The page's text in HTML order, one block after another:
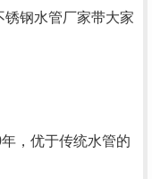
钢水管厂家带大家
，优于传统水管的